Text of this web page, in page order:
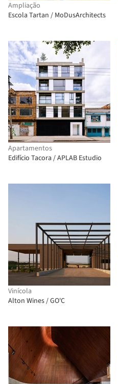
Ampliação
Escola Tartan / MoDusArchitects
Apartamentos
Edifício Tacora / APLAB Estudio
Vinícola
Alton Wines / GO'C